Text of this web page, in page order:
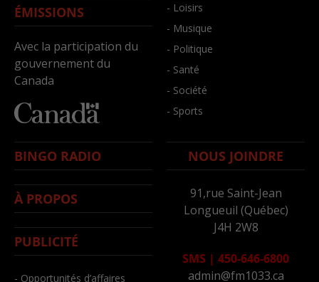
ÉMISSIONS
Avec la participation du
gouvernement du
Canada
- Loisirs
- Musique
- Politique
- Santé
- Société
- Sports
BINGO RADIO
À PROPOS
PUBLICITÉ
- Opportunités d’affaires
NOUS JOINDRE
91,rue Saint-Jean
Longueuil (Québec)
J4H 2W8
SMS | 450-646-6800
admin@fm1033.ca